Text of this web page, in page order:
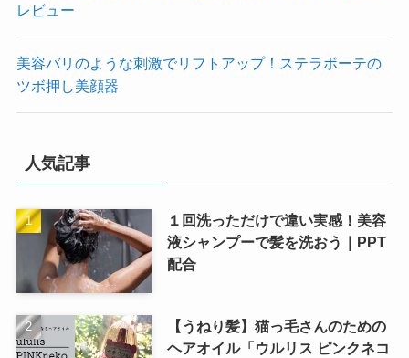
レビュー
美容バリのような刺激でリフトアップ！ステラボーテの
ツボ押し美顔器
人気記事
１回洗っただけで違い実感！美容
液シャンプーで髪を洗おう｜PPT
配合
【うねり髪】猫っ毛さんのための
ヘアオイル「ウルリス ピンクネコ